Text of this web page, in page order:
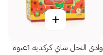
+
وادى النحل شاي كركديه 1عبوة